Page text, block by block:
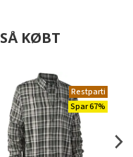
KØBT
Restparti
Spar 67%